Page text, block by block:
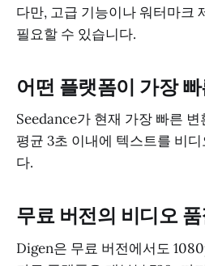
다만, 고급 기능이나 워터마크
필요할 수 있습니다.
어떤 플랫폼이 가장
Seedance가 현재 가장 빠른
평균 3초 이내에 텍스트를 비
다.
무료 버전의 비디오
Digen은 무료 버전에서도